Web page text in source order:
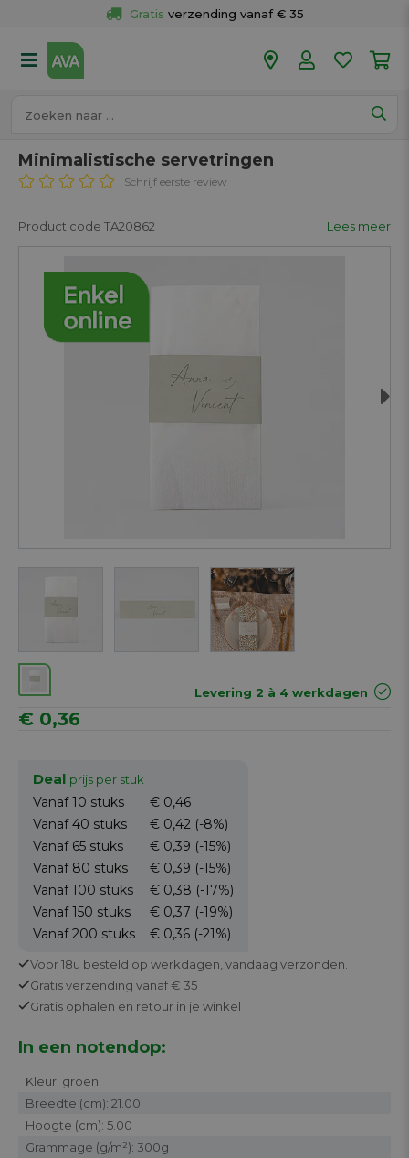
Gratis verzending vanaf € 35
50 winkels
Minimalistische servetringen
Schrijf eerste review
Product code TA20862 Lees meer
Levering 2 à 4 werkdagen
€ 0,36
Deal prijs per stuk
Vanaf 10 stuks
€ 0,46
Vanaf 40 stuks € 0,42 (-8%)
Vanaf 65 stuks € 0,39 (-15%)
Vanaf 80 stuks € 0,39 (-15%)
Vanaf 100 stuks € 0,38 (-17%)
Vanaf 150 stuks € 0,37 (-19%)
Vanaf 200 stuks € 0,36 (-21%)
Voor 18u besteld op werkdagen, vandaag verzonden.
Gratisverzending vanaf € 35
Gratis ophalen en retour in je winkel
In een notendop:
Kleur: groen
Breedte (cm): 21.00
Hoogte (cm): 5.00
Grammage (g/m²): 300g